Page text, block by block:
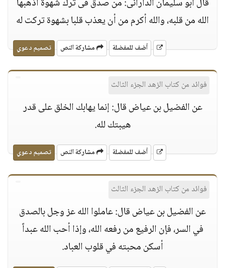
قال أبو سليمان الدارانى: من صدق فى ترك شهوة أذهبها
الله من قلبه، والله أكرم من أن يعذب قلبا بشهوة تركت له
أضف للمفضلة مشاركة النص تصميم دعوي
فوائد من كتاب الزهد الجزء الثالث
عن الفضيل بن عياض قال: إنما يهابك الخلق على قدر
هيبتك لله.
أضف للمفضلة مشاركة النص تصميم دعوي
فوائد من كتاب الزهد الجزء الثالث
عن الفضيل بن عياض قال: عاملوا الله عز وجل بالصدق
في السر، فإن الرفيع من رفعه الله، وإذا أحب الله عبداً
أسكن محبته في قلوب العباد.